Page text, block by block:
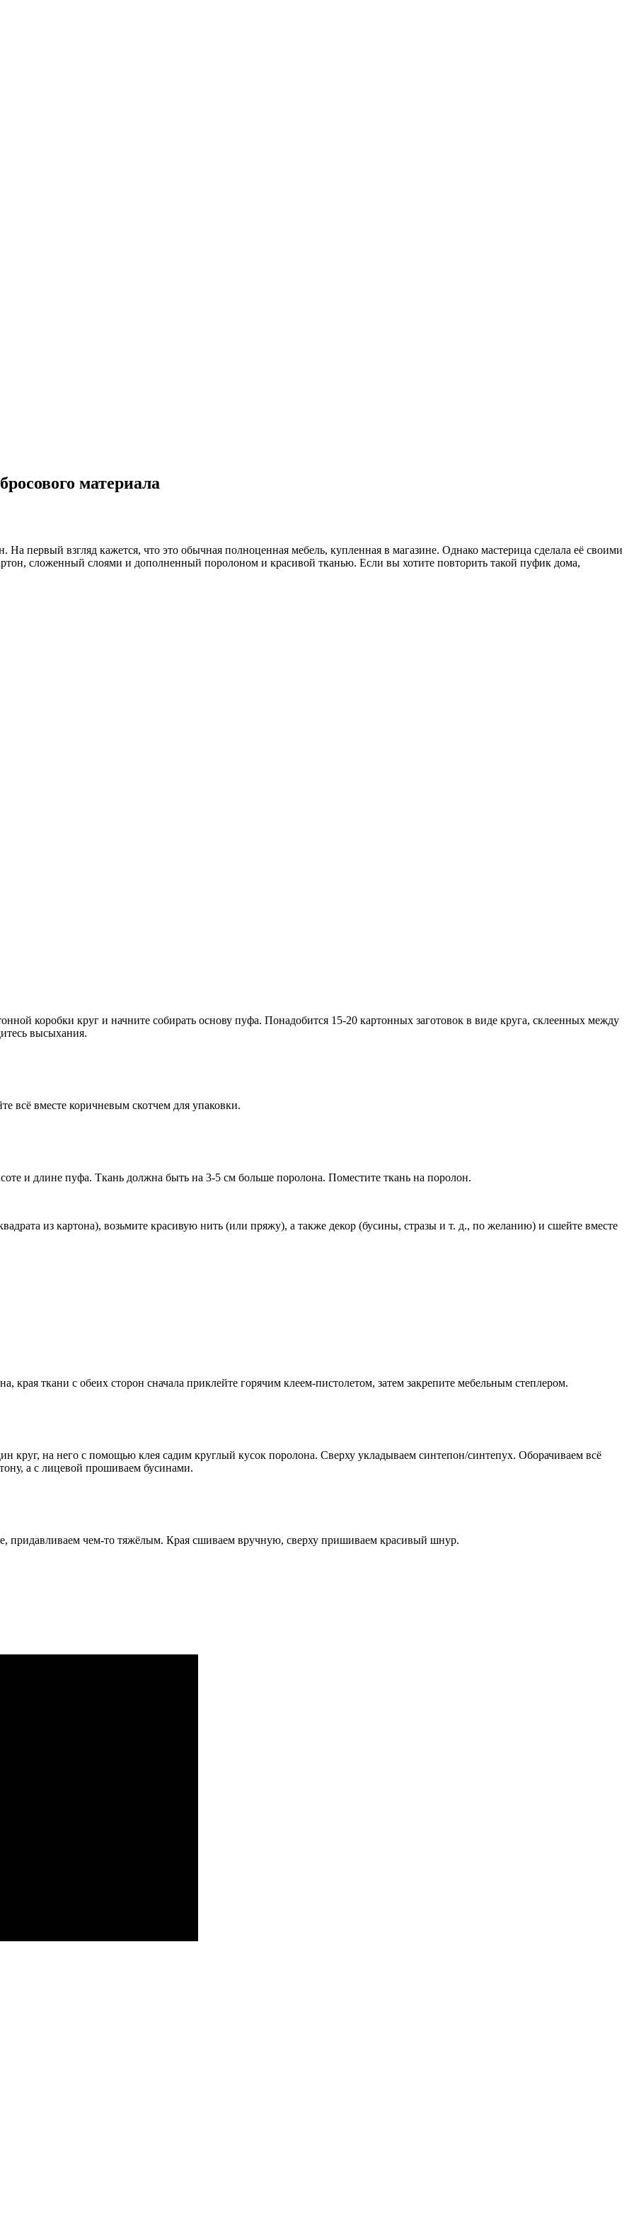
материала
На первый взгляд кажется, что это обычная полноценная мебель, купленная в магазине. Однако мастерица сделала её своими
сложенный слоями и дополненный поролоном и красивой тканью. Если вы хотите повторить такой пуфик дома,
коробки круг и начните собирать основу пуфа. Понадобится 15-20 картонных заготовок в виде круга, склеенных между
высыхания.
всё вместе коричневым скотчем для упаковки.
и длине пуфа. Ткань должна быть на 3-5 см больше поролона. Поместите ткань на поролон.
из картона), возьмите красивую нить (или пряжу), а также декор (бусины, стразы и т. д., по желанию) и сшейте вместе
края ткани с обеих сторон сначала приклейте горячим клеем-пистолетом, затем закрепите мебельным степлером.
круг, на него с помощью клея садим круглый кусок поролона. Сверху укладываем синтепон/синтепух. Оборачиваем всё
а с лицевой прошиваем бусинами.
придавливаем чем-то тяжёлым. Края сшиваем вручную, сверху пришиваем красивый шнур.